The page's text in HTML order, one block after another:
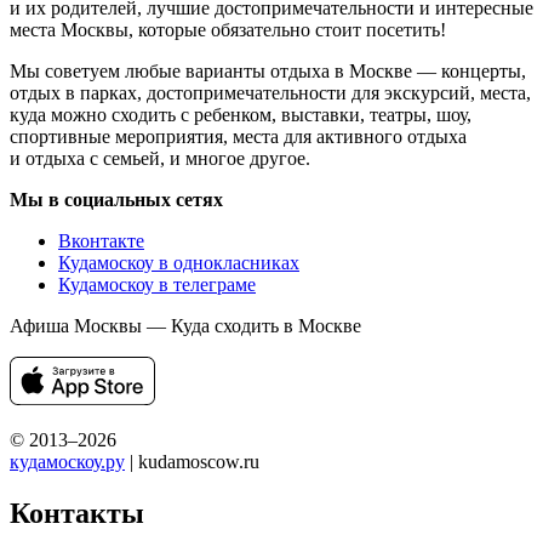
и их родителей, лучшие достопримечательности и интересные
места Москвы, которые обязательно стоит посетить!
Мы советуем любые варианты отдыха в Москве — концерты,
отдых в парках, достопримечательности для экскурсий, места,
куда можно сходить с ребенком, выставки, театры, шоу,
спортивные мероприятия, места для активного отдыха
и отдыха с семьей, и многое другое.
Мы в социальных сетях
Вконтакте
Кудамоскоу в однокласниках
Кудамоскоу в телеграме
Афиша Москвы — Куда сходить в Москве
© 2013–2026
кудамоскоу.ру | kudamoscow.ru
Контакты